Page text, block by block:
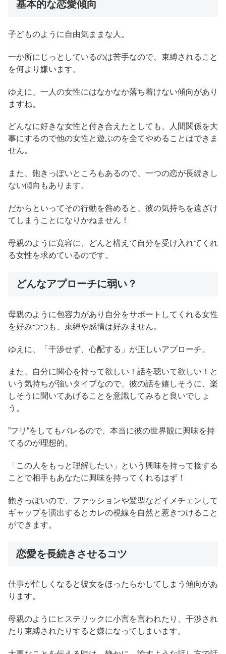
基本的な恋愛傾向
子どものように自由気ままな人。
一か所にじっとしているのは苦手なので、束縛されること
を何より嫌います。
ゆえに、一人の女性にはなかなか落ち着けない傾向があり
ますね。
どんなに好きな女性と付き合えたとしても、人間関係を大
事にするので他の女性と遊ぶのを全てやめることはできま
せん。
また、飽きっぽいところもあるので、一つの恋が長続きし
ない傾向もあります。
だからといってその行動を咎めると、彼の気持ちを遠ざけ
てしまうことになりかねません！
母親のように寛容に、どんと構えて自分を受け入れてくれ
る女性を求めているのです。
どんなアプローチに弱い？
母親のように包容力があり自分をサポートしてくれる女性
を好みつつも、束縛や感情は好みません。
ゆえに、「干渉せず、心配する」が正しいアプローチ。
また、自分に関心を持って欲しい！話を聴いて欲しい！と
いう気持ちが強いタイプなので、彼の話を嬉しそうに、楽
しそうに聞いてあげることを意識してみると良いでしょ
う。
”フリ“をしてもバレるので、本当に彼の世界観に興味を持
てるのが理想的。
「この人をもっと理解したい」という興味を持って接する
ことで相手もあなたに興味を持ってくれるはず！
飽きっぽいので、ファッションや髪型などイメチェンして
ギャップを演出するとカレの視線を自然と惹きつけること
ができます。
恋愛を長続きさせるコツ
仕事が忙しくなると彼女をほったらかしてしまう傾向があ
ります。
母親のようにヒステリックに小言を言われたり、干渉され
たり束縛されたりすると嫌になってしまいます。